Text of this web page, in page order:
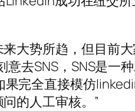
大势所趋，但目前
意去SNS，SNS是一
完全直接模仿
的人工审核。”